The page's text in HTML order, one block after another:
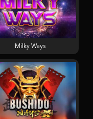
Milky Ways